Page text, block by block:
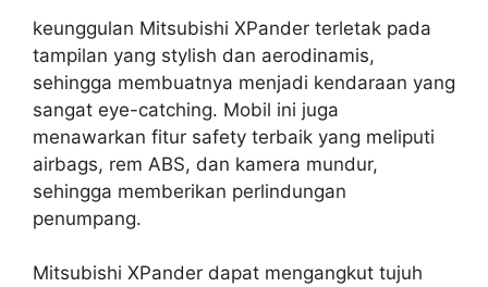
keunggulan Mitsubishi XPander terletak pada
tampilan yang stylish dan aerodinamis,
sehingga membuatnya menjadi kendaraan yang
sangat eye-catching. Mobil ini juga
menawarkan fitur safety terbaik yang meliputi
airbags, rem ABS, dan kamera mundur,
sehingga memberikan perlindungan
penumpang.
Mitsubishi XPander dapat mengangkut tujuh